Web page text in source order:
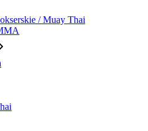
/ Muay Thai